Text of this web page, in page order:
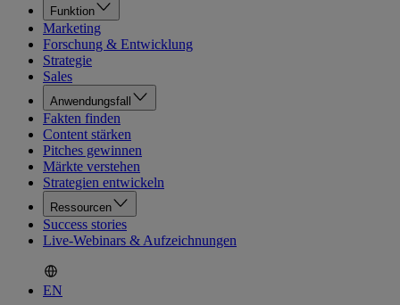
Funktion
Marketing
Forschung & Entwicklung
Strategie
Sales
Anwendungsfall
Fakten finden
Content stärken
Pitches gewinnen
Märkte verstehen
Strategien entwickeln
Ressourcen
Success stories
Live-Webinars & Aufzeichnungen
EN